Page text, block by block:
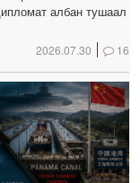
албан тушаал
2026.07.30 16